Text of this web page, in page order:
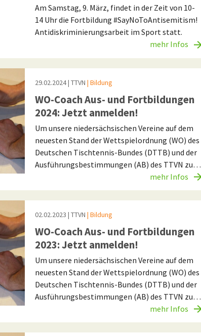
Am Samstag, 9. März, findet in der Zeit von 10-
14 Uhr die Fortbildung #SayNoToAntisemitism!
Antidiskriminierungsarbeit im Sport statt.
mehr Infos
29.02.2024| TTVN | Bildung
WO-Coach Aus- und Fortbildungen
2024: Jetzt anmelden!
Um unsere niedersächsischen Vereine auf dem
neuesten Stand der Wettspielordnung (WO) des
Deutschen Tischtennis-Bundes (DTTB) und der
Ausführungsbestimmungen (AB) des TTVN zu…
mehr Infos
02.02.2023 | TTVN | Bildung
WO-Coach Aus- und Fortbildungen
2023: Jetzt anmelden!
Um unsere niedersächsischen Vereine auf dem
neuesten Stand der Wettspielordnung (WO) des
Deutschen Tischtennis-Bundes (DTTB) und der
Ausführungsbestimmungen (AB) des TTVN zu…
mehr Infos